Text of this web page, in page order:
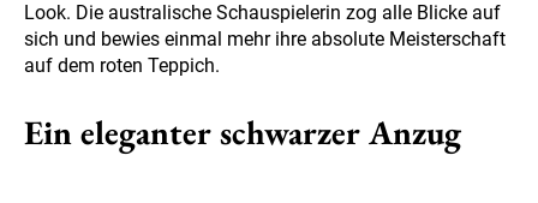
Look. Die australische Schauspielerin zog alle Blicke auf
sich und bewies einmal mehr ihre absolute Meisterschaft
auf dem roten Teppich.
Ein eleganter schwarzer Anzug